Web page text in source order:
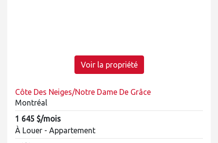
Voir la propriété
Côte Des Neiges/Notre Dame De Grâce
Montréal
1 645 $/mois
À Louer - Appartement